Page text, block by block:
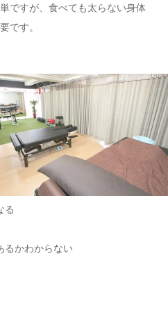
ですが、食べても太らない身体
です。
る
かわからない